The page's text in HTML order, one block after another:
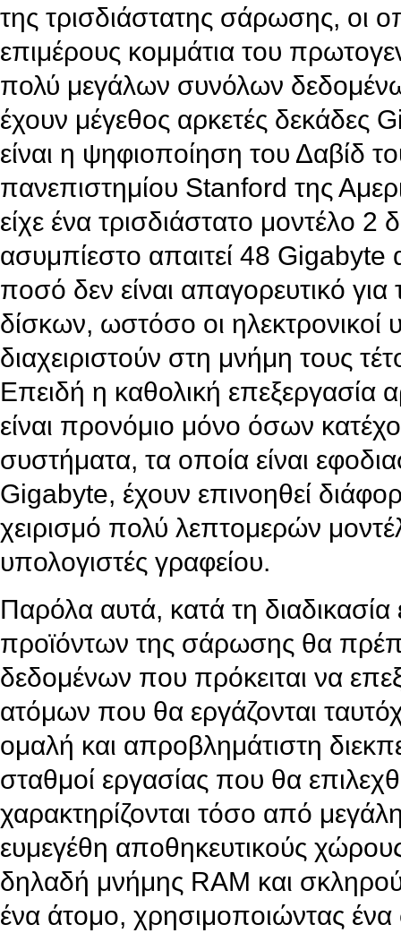
της τρισδιάστατης σάρωσης, οι
επιμέρους κομμάτια του
πολύ μεγάλων συνόλων
έχουν μέγεθος αρκετές δεκάδες
είναι η ψηφιοποίηση του Δαβίδ
πανεπιστημίου Stanford της
είχε ένα τρισδιάστατο μοντέλο
ασυμπίεστο απαιτεί 48
ποσό δεν είναι απαγορευτικό
δίσκων, ωστόσο οι
διαχειριστούν στη μνήμη τους
Επειδή η καθολική επεξεργασία
είναι προνόμιο μόνο όσων
συστήματα, τα οποία είναι
Gigabyte, έχουν επινοηθεί
χειρισμό πολύ λεπτομερών
υπολογιστές γραφείου.
Παρόλα αυτά, κατά τη
προϊόντων της σάρωσης θα
δεδομένων που πρόκειται να
ατόμων που θα εργάζονται
ομαλή και απροβλημάτιστη
σταθμοί εργασίας που θα
χαρακτηρίζονται τόσο από
ευμεγέθη αποθηκευτικούς
δηλαδή μνήμης RAM και
ένα άτομο, χρησιμοποιώντας